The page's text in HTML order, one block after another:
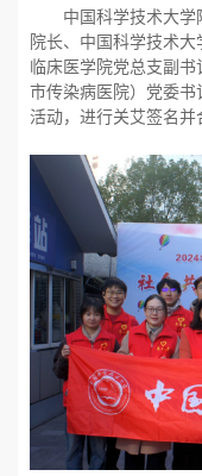
中国科学技术大学
院长、中国科学技术大
临床医学院党总支副
市传染病医院）党委
活动，进行关艾签名并